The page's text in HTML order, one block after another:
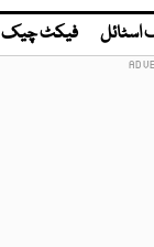
اسٹائل فیکٹ چیک